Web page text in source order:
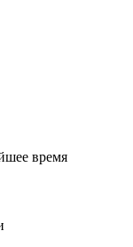
время